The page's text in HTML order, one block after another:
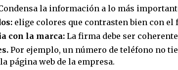
la información a lo más
elige colores que contrasten bien con el
con la marca: La firma debe ser
Por ejemplo, un número de teléfono no
página web de la empresa.